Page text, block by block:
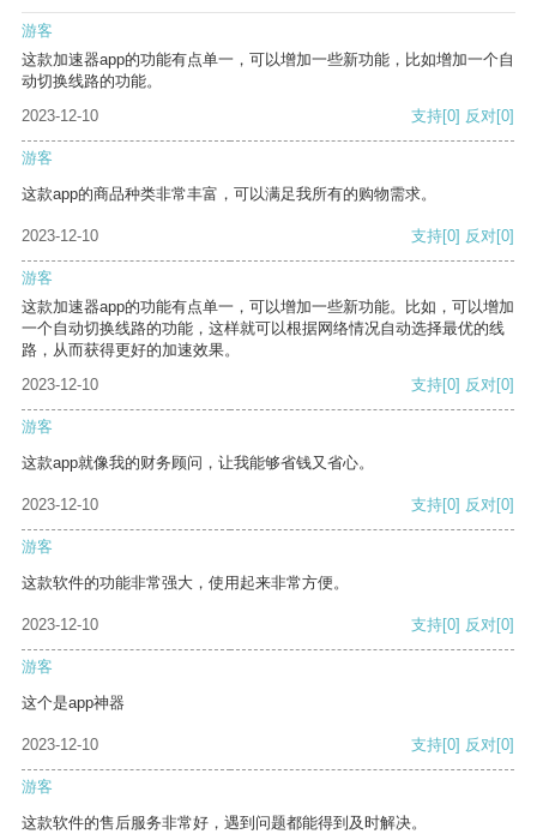
游客
这款加速器app的功能有点单一，可以增加一些新功能，比如增加一个自
动切换线路的功能。
2023-12-10
支持[0] 反对[0]
游客
这款app的商品种类非常丰富，可以满足我所有的购物需求。
2023-12-10 支持[0] 反对[0]
游客
这款加速器app的功能有点单一，可以增加一些新功能。比如，可以增加
一个自动切换线路的功能，这样就可以根据网络情况自动选择最优的线
路，从而获得更好的加速效果。
2023-12-10
支持[0] 反对[0]
游客
这款app就像我的财务顾问，让我能够省钱又省心。
2023-12-10 支持[0] 反对[0]
游客
这款软件的功能非常强大，使用起来非常方便。
2023-12-10 支持[0] 反对[0]
游客
这个是app神器
2023-12-10 支持[0] 反对[0]
游客
这款软件的售后服务非常好，遇到问题都能得到及时解决。